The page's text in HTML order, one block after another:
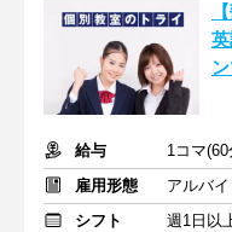
給与
1コマ
雇用形態
アルバ
シフト
週1日以